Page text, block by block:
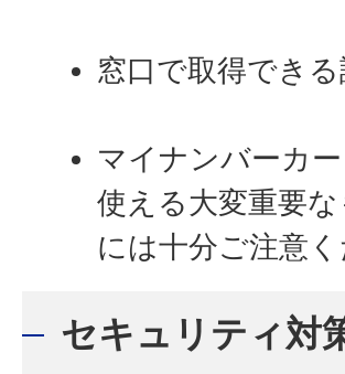
窓口で取得でき
マイナンバーカ
使える大変重要
には十分ご注意く
セキュリティ対